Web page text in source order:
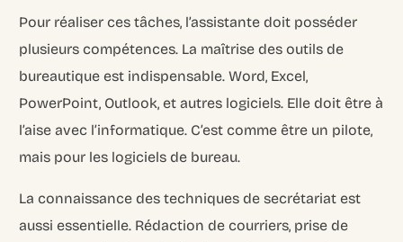
Pour réaliser ces tâches, l’assistante doit posséder
plusieurs compétences. La maîtrise des outils de
bureautique est indispensable. Word, Excel,
PowerPoint, Outlook, et autres logiciels. Elle doit être à
l’aise avec l’informatique. C’est comme être un pilote,
mais pour les logiciels de bureau.
La connaissance des techniques de secrétariat est
aussi essentielle. Rédaction de courriers, prise de